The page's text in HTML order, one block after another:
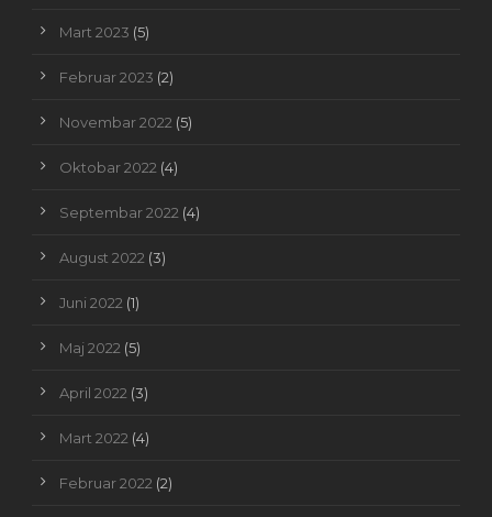
Mart 2023 (5)
Februar 2023 (2)
Novembar 2022 (5)
Oktobar 2022 (4)
Septembar 2022 (4)
August 2022 (3)
Juni 2022 (1)
Maj 2022 (5)
April 2022 (3)
Mart 2022 (4)
Februar 2022 (2)